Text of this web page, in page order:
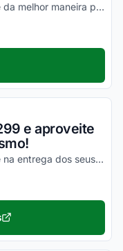
Não fique de fora dessa e economize da melhor maneira possível!
e aproveite
Não fique de fora dessa e economize na entrega dos seus produtos!